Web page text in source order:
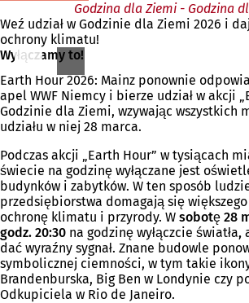
Godzina dla Ziemi - Godzina
Weź udział w Godzinie dla Ziemi 2026 i
ochrony klimatu!
Wyłączamy to!
Earth Hour 2026: Mainz ponownie
apel WWF Niemcy i bierze udział w akcji
Godzinie dla Ziemi, wzywając wszystkich
udziału w niej 28 marca.
Podczas akcji „Earth Hour” w tysiącach
świecie na godzinę wyłączane jest
budynków i zabytków. W ten sposób
przedsiębiorstwa domagają się
ochronę klimatu i przyrody. W sobotę 28
godz. 20:30 na godzinę wyłączcie światła,
dać wyraźny sygnał. Znane budowle
symbolicznej ciemności, w tym takie
Brandenburska, Big Ben w Londynie czy
Odkupiciela w Rio de Janeiro.